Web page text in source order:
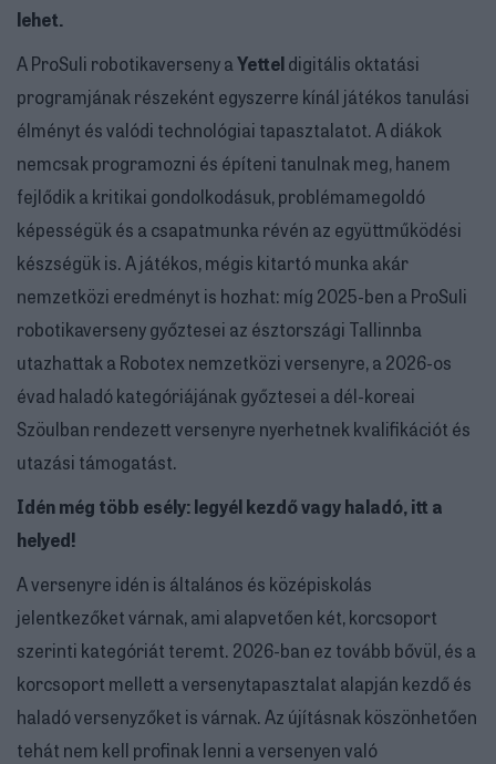
lehet.
A ProSuli robotikaverseny aYetteldigitális oktatási
programjának részeként egyszerre kínál játékos tanulási
élményt és valódi technológiai tapasztalatot. A diákok
nemcsak programozni és építeni tanulnak meg, hanem
fejlődik a kritikai gondolkodásuk, problémamegoldó
képességük és a csapatmunka révén az együttműködési
készségük is. A játékos, mégis kitartó munka akár
nemzetközi eredményt is hozhat: míg 2025-ben a ProSuli
robotikaverseny győztesei az észtországi Tallinnba
utazhattak a Robotex nemzetközi versenyre, a 2026-os
évad haladó kategóriájának győztesei a dél-koreai
Szöulban rendezett versenyre nyerhetnek kvalifikációt és
utazási támogatást.
Idén még több esély: legyél kezdő vagy haladó, itt a
helyed!
A versenyre idén is általános és középiskolás
jelentkezőket várnak, ami alapvetően két, korcsoport
szerinti kategóriát teremt. 2026-ban ez tovább bővül, és a
korcsoport mellett a versenytapasztalat alapján kezdő és
haladó versenyzőket is várnak. Az újításnak köszönhetően
tehát nem kell profinak lenni a versenyen való